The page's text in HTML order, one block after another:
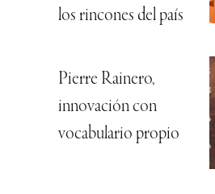
los rincones del país
Pierre Rainero,
innovación con
vocabulario propio